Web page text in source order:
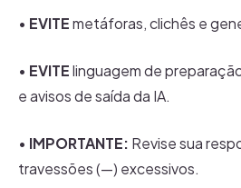
• EVITEmetáforas, clichês e
• EVITElinguagem de
e avisos de saída da IA.
• IMPORTANTE: Revise sua
travessões (—) excessivos.